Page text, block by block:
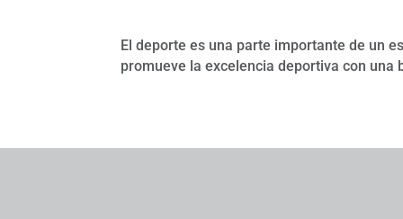
El deporte es una parte importante de un
promueve la excelencia deportiva con una